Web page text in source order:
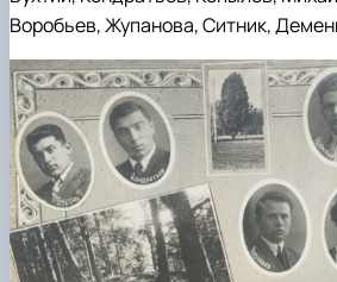
Воробьев, Жупанова, Ситник,